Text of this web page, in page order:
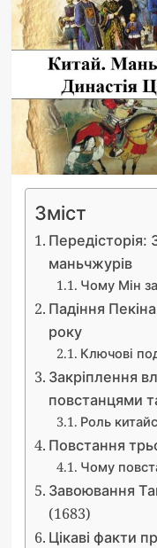
Зміст
Передісторія:
маньчжурів
Чому Мін
Падіння
року
Ключові
Закріплення
повстанцями
Роль
Повстання
Чому
Завоювання
(1683)
Цікаві факти